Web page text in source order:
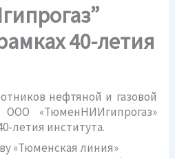
40-летия
нефтяной и газовой
ООО «ТюменНИИгипрогаз»
летия института.
«Тюменская линия»